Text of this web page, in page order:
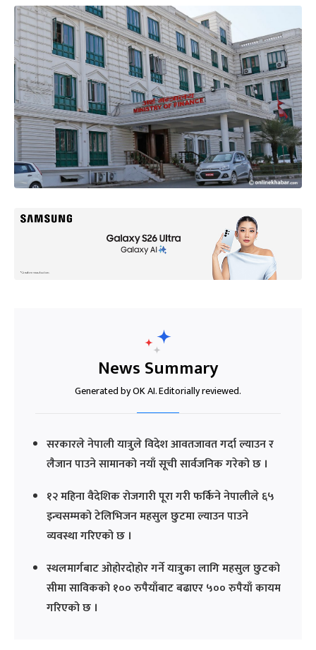
News Summary
Generated by OK AI. Editorially reviewed.
सरकारले नेपाली यात्रुले विदेश आवतजावत गर्दा ल्याउन र
लैजान पाउने सामानको नयाँ सूची सार्वजनिक गरेको छ ।
१२ महिना वैदेशिक रोजगारी पूरा गरी फर्किने नेपालीले ६५
इन्चसम्मको टेलिभिजन महसुल छुटमा ल्याउन पाउने
व्यवस्था गरिएको छ ।
स्थलमार्गबाट ओहोरदोहोर गर्ने यात्रुका लागि महसुल छुटको
सीमा साविकको १०० रुपैयाँबाट बढाएर ५०० रुपैयाँ कायम
गरिएको छ ।